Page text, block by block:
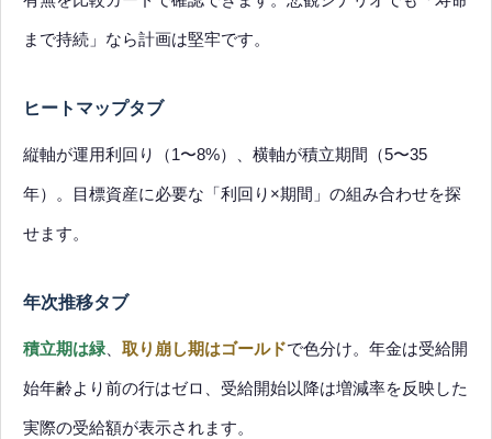
まで持続」なら計画は堅牢です。
ヒートマップタブ
縦軸が運用利回り（1〜8%）、横軸が積立期間（5〜35
年）。目標資産に必要な「利回り×期間」の組み合わせを探
せます。
年次推移タブ
積立期は緑 取り崩し期はゴールドで色分け。年金は受給開
始年齢より前の行はゼロ、受給開始以降は増減率を反映した
実際の受給額が表示されます。